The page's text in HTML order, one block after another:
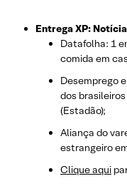
Entrega XP:
Datafolha: 1
comida em
Desemprego
dos
(Estadão);
Aliança do
estrangeiro
Clique aqui